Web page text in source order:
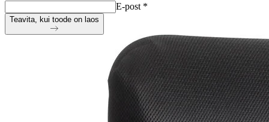
E-post *
Teavita, kui toode on laos